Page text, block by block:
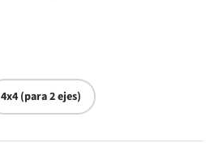
4x4 (para 2 ejes)